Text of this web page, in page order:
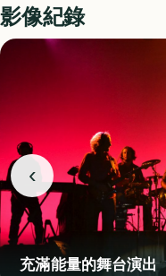
影像紀錄
充滿能量的舞台演出
‹